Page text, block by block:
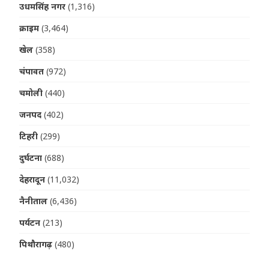
उधमसिंह नगर (1,316)
क्राइम (3,464)
खेल (358)
चंपावत (972)
चमोली (440)
जनपद (402)
टिहरी (299)
दुर्घटना (688)
देहरादून (11,032)
नैनीताल (6,436)
पर्यटन (213)
पिथौरागढ़ (480)